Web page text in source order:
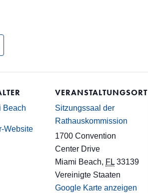
Beach
Website
VERANSTALTUNGSORT
Sitzungssaal der
Rathauskommission
1700 Convention
Center Drive
Miami Beach, FL 33139
Vereinigte Staaten
Google Karte anzeigen